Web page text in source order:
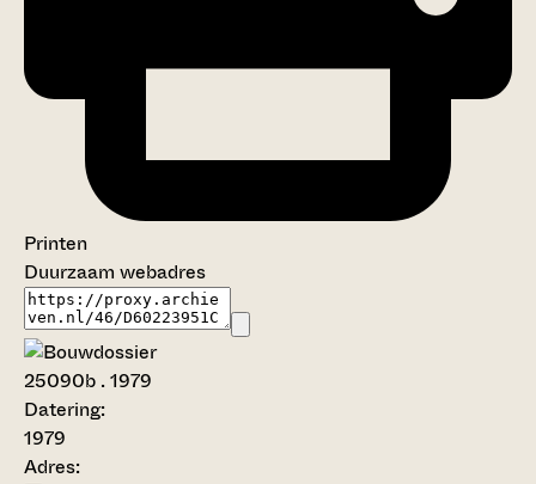
Printen
Duurzaam webadres
25090b . 1979
Datering:
1979
Adres: